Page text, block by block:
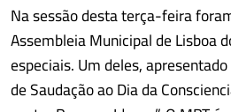
Na sessão desta terça-feira
Assembleia Municipal de Lisboa
especiais. Um deles,
de Saudação ao Dia da